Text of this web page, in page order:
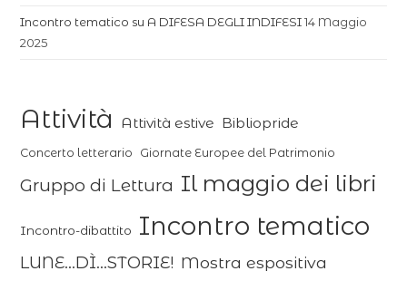
Incontro tematico su A DIFESA DEGLI INDIFESI 14 Maggio
2025
Attività Attività estive Bibliopride
Concerto letterario Giornate Europee del Patrimonio
Gruppo di Lettura Il maggio dei libri
Incontro-dibattito Incontro tematico
LUNE...DÌ...STORIE! Mostra espositiva